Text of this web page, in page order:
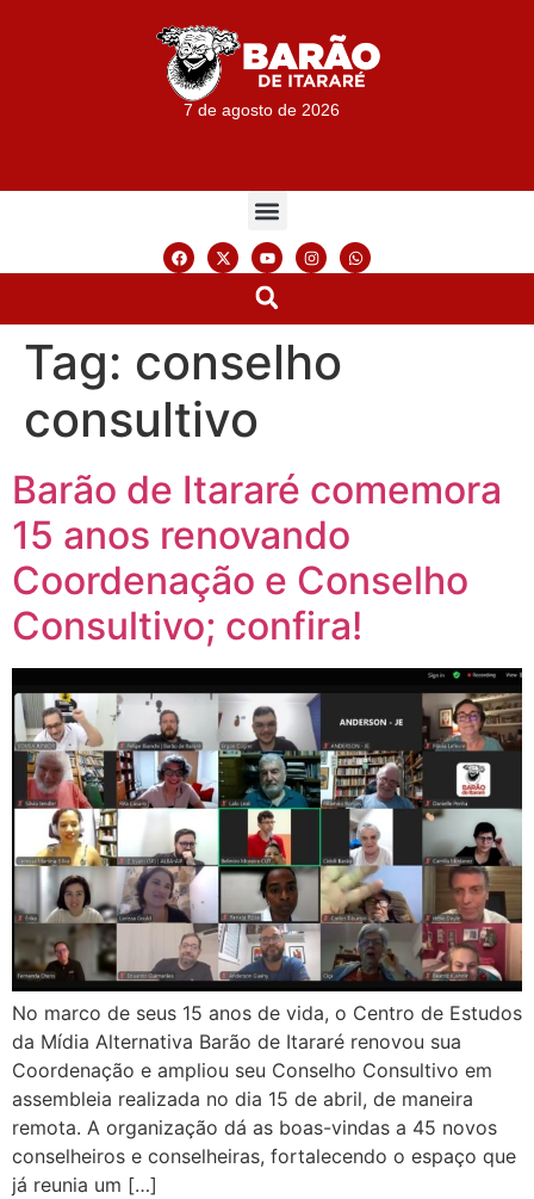
7 de agosto de 2026
Tag: conselho
consultivo
Barão de Itararé comemora
15 anos renovando
Coordenação e Conselho
Consultivo; confira!
No marco de seus 15 anos de vida, o Centro de Estudos
da Mídia Alternativa Barão de Itararé renovou sua
Coordenação e ampliou seu Conselho Consultivo em
assembleia realizada no dia 15 de abril, de maneira
remota. A organização dá as boas-vindas a 45 novos
conselheiros e conselheiras, fortalecendo o espaço que
já reunia um […]